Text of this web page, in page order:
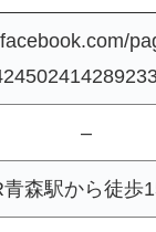
–
青森駅から徒歩